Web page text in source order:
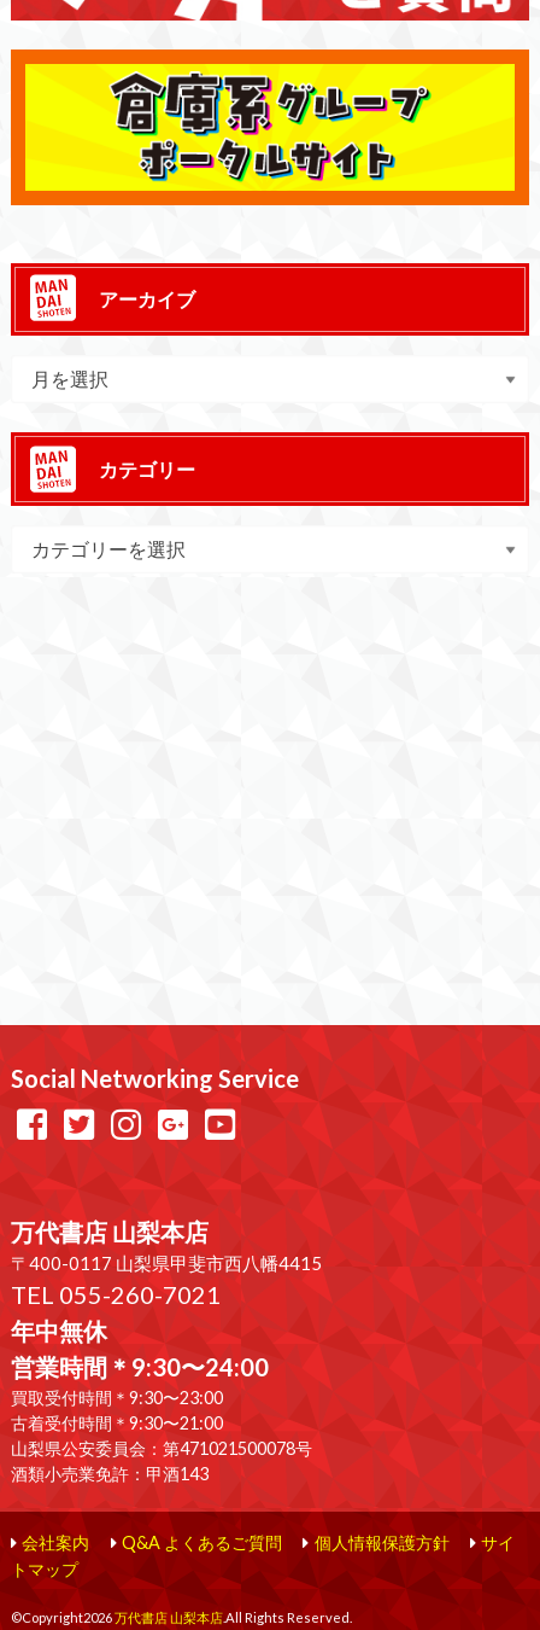
アーカイブ
カテゴリー
Social Networking Service
万代書店 山梨本店
〒400-0117 山梨県甲斐市西八幡4415
TEL 055-260-7021
年中無休
営業時間＊9:30〜24:00
買取受付時間＊9:30〜23:00
古着受付時間＊9:30〜21:00
山梨県公安委員会：第471021500078号
酒類小売業免許：甲酒143
会社案内 Q&A よくあるご質問 個人情報保護方針
サイ
トマップ
©Copyright2026万代書店 山梨本店.All Rights Reserved.